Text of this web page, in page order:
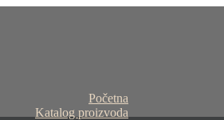
Početna
Katalog proizvoda